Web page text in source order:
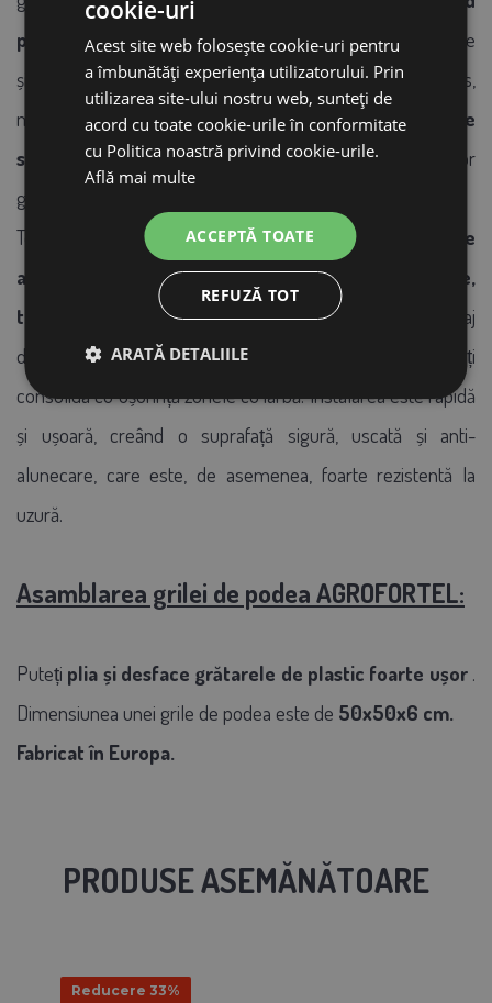
prin ele,asigurând un mediu curat și uscat pentru animale
și confort pentru dvs. atunci când le manipulați. În plus,
materialul plastic al grătarului susținepicioarele
sănătoase de pasăre, ceea ce contribuie la sănătatea lor
generală.
Totuși, grătarul poate fi folosit șiîn alte medii în care este
adesea umed sau umed,precumpivnițe, ateliere,
terase sau în jurul piscinelor.Folosirea acestuia ca pavaj
din iarbă din plastic este un alt bonus, datorită căruia puteți
consolida cu ușurință zonele cu iarbă. Instalarea este rapidă
și ușoară, creând o suprafață sigură, uscată și anti-
alunecare, care este, de asemenea, foarte rezistentă la
uzură.
Asamblarea grilei de podea AGROFORTEL:
Puteți plia și desface grătarele de plastic foarte ușor.
Dimensiunea unei grile de podea este de 50x50x6 cm.
Fabricat în Europa.
PRODUSE ASEMĂNĂTOARE
Reducere 33%
cookie-uri
Acest site web folosește cookie-uri pentru
a îmbunătăți experiența utilizatorului. Prin
utilizarea site-ului nostru web, sunteți de
acord cu toate cookie-urile în conformitate
cu Politica noastră privind cookie-urile.
Află mai multe
ACCEPTĂ TOATE
REFUZĂ TOT
ARATĂ DETALIILE